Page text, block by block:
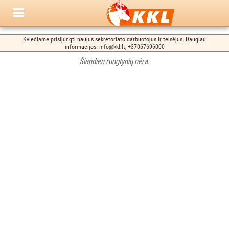
Kviečiame prisijungti naujus sekretoriato darbuotojus ir teisėjus. Daugiau
informacijos: info@kkl.lt, +37067696000
Šiandien rungtynių nėra.